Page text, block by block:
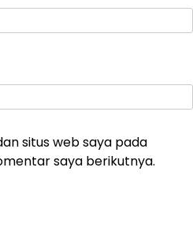
situs web saya pada
saya berikutnya.